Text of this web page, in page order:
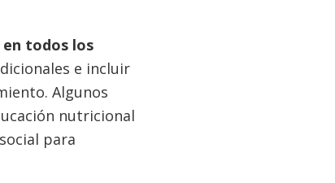
todos los
e incluir
Algunos
nutricional
para